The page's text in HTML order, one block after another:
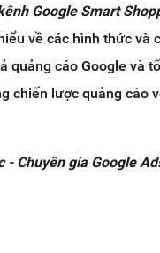
Google Smart
về các hình thức và
quảng cáo Google và
chiến lược quảng cáo
- Chuyên gia Google